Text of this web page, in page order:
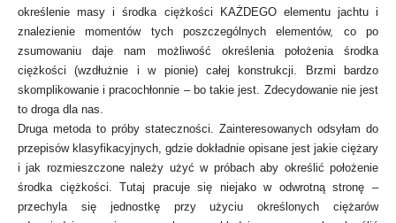
określenie masy i środka ciężkości KAŻDEGO elementu jachtu i
znalezienie momentów tych poszczególnych elementów, co po
zsumowaniu daje nam możliwość określenia położenia środka
ciężkości (wzdłużnie i w pionie) całej konstrukcji. Brzmi bardzo
skomplikowanie i pracochłonnie – bo takie jest. Zdecydowanie nie jest
to droga dla nas.
Druga metoda to próby stateczności. Zainteresowanych odsyłam do
przepisów klasyfikacyjnych, gdzie dokładnie opisane jest jakie ciężary
i jak rozmieszczone należy użyć w próbach aby określić położenie
środka ciężkości. Tutaj pracuje się niejako w odwrotną stronę –
przechyla się jednostkę przy użyciu określonych ciężarów